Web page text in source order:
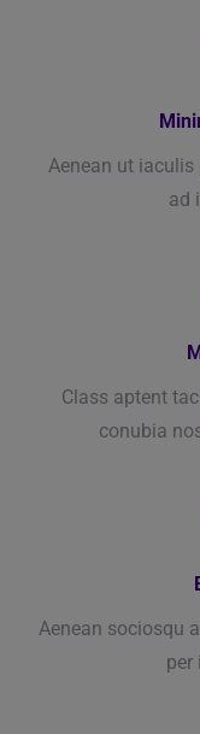
Aenean ut
ad
Class aptent
conubia
Aenean sociosqu
per